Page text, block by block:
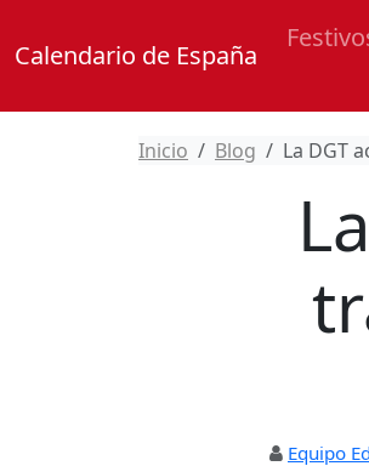
Calendario de España
Inicio Blog La DGT
Equipo